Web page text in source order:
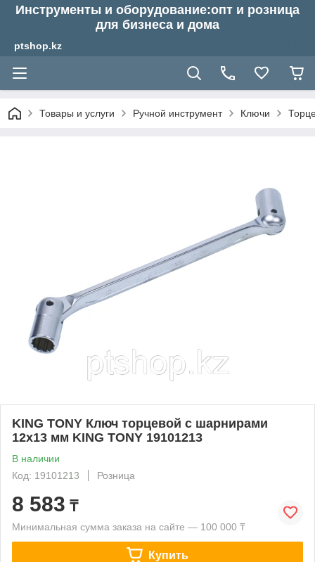
Инструменты и оборудование:опт и розница
для бизнеса и дома
ptshop.kz
Товары и услуги Ручной инструмент Ключи
KING TONY Ключ торцевой с шарнирами
12x13 мм KING TONY 19101213
В наличии
Код: 19101213
Розница
8 583 ₸
Минимальная сумма заказа на сайте — 100 000 ₸
Купить